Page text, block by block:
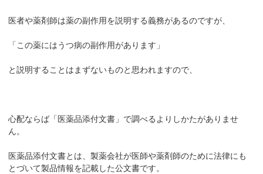
医者や薬剤師は薬の副作用を説明する義務があるのですが、
「この薬にはうつ病の副作用があります」
と説明することはまずないものと思われますので、
心配ならば「医薬品添付文書」で調べるよりしかたがありませ
ん。
医薬品添付文書とは、製薬会社が医師や薬剤師のために法律にも
とづいて製品情報を記載した公文書です。